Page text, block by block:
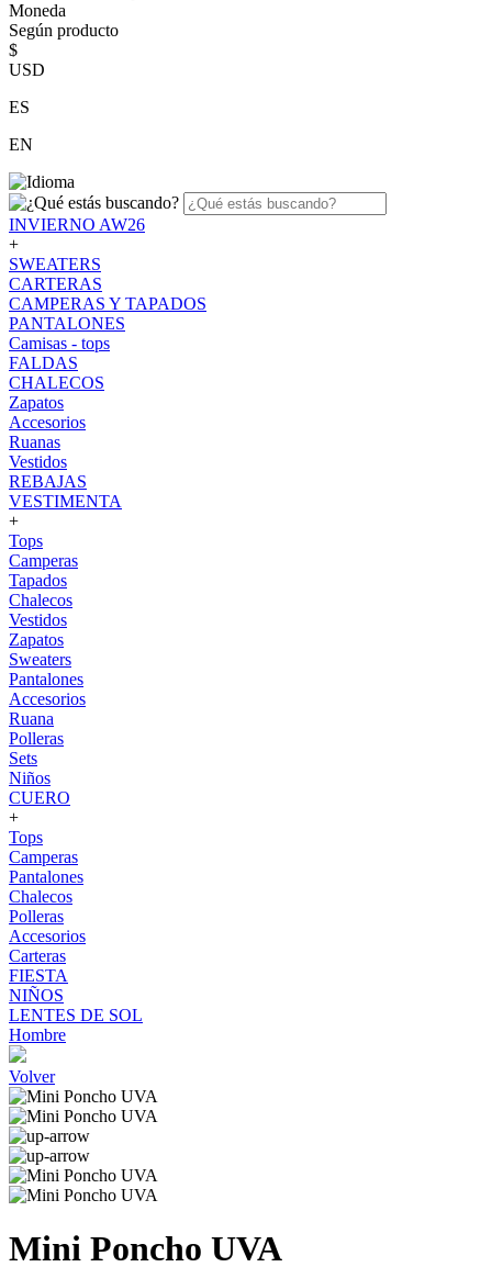
Moneda
Según producto
$
USD
ES
EN
INVIERNO AW26
+
SWEATERS
CARTERAS
CAMPERAS Y TAPADOS
PANTALONES
Camisas - tops
FALDAS
CHALECOS
Zapatos
Accesorios
Ruanas
Vestidos
REBAJAS
VESTIMENTA
+
Tops
Camperas
Tapados
Chalecos
Vestidos
Zapatos
Sweaters
Pantalones
Accesorios
Ruana
Polleras
Sets
Niños
CUERO
+
Tops
Camperas
Pantalones
Chalecos
Polleras
Accesorios
Carteras
FIESTA
NIÑOS
LENTES DE SOL
Hombre
Volver
Mini Poncho UVA